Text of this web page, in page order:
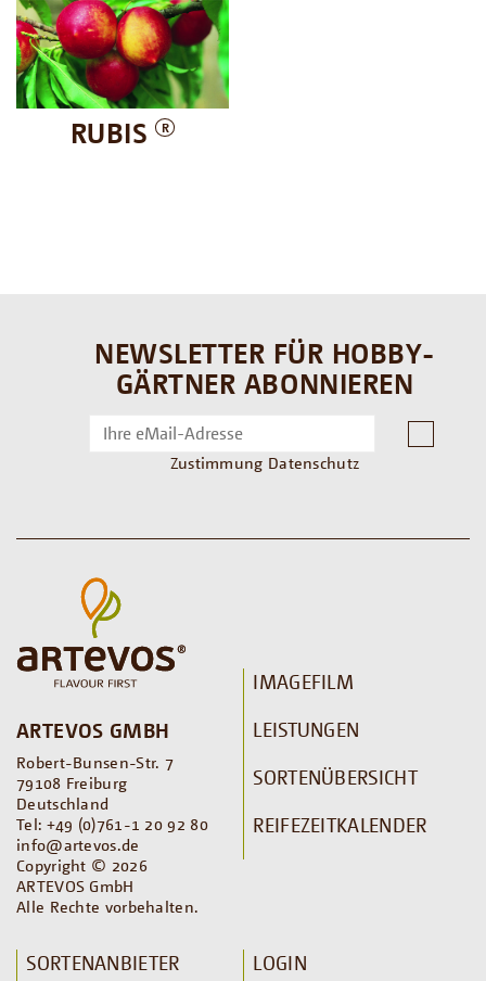
RUBIS R
NEWSLETTER FÜR HOBBY-
GÄRTNER ABONNIEREN
Zustimmung Datenschutz
ARTEVOS GMBH
Robert-Bunsen-Str. 7
79108 Freiburg
Deutschland
Tel: +49 (0)761-1 20 92 80
info@artevos.de
Copyright © 2026
ARTEVOS GmbH
Alle Rechte vorbehalten.
IMAGEFILM
LEISTUNGEN
SORTENÜBERSICHT
REIFEZEITKALENDER
SORTENANBIETER LOGIN